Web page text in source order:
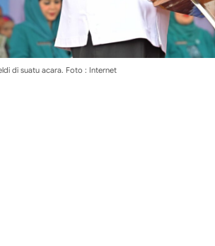
di suatu acara. Foto : Internet